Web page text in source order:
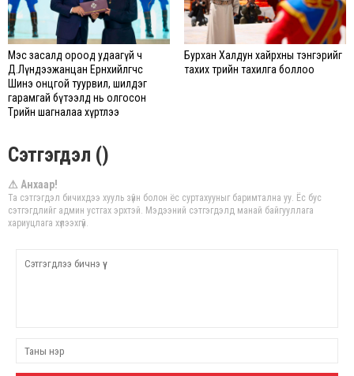
Мэс засалд ороод удаагүй ч
Д.Лүндээжанцан Ерөнхийлөгчөөс
Шинэ онцгой туурвил, шилдэг
гарамгай бүтээлд нь олгосон
Төрийн шагналаа хүртлээ
Бурхан Халдун хайрхны тэнгэрийг
тахих төрийн тахилга боллоо
Сэтгэгдэл ()
⚠ Анхаар!
Та сэтгэгдэл бичихдээ хууль зүйн болон ёс суртахууныг баримтална уу. Ёс бус
сэтгэгдлийг админ устгах эрхтэй. Мэдээний сэтгэгдэлд манай байгууллага
хариуцлага хүлээхгүй.